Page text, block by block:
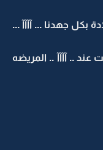
بكل جهدنا ... آآآآ ...
.. آآآآ .. المريضه